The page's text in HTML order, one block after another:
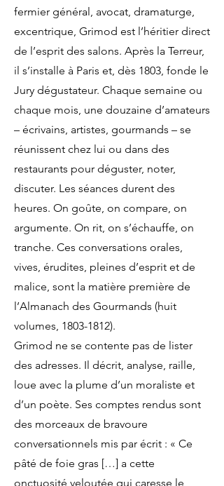
fermier général, avocat, dramaturge,
excentrique, Grimod est l’héritier direct
de l’esprit des salons. Après la Terreur,
il s’installe à Paris et, dès 1803, fonde le
Jury dégustateur. Chaque semaine ou
chaque mois, une douzaine d’amateurs
– écrivains, artistes, gourmands – se
réunissent chez lui ou dans des
restaurants pour déguster, noter,
discuter. Les séances durent des
heures. On goûte, on compare, on
argumente. On rit, on s’échauffe, on
tranche. Ces conversations orales,
vives, érudites, pleines d’esprit et de
malice, sont la matière première de
l’Almanach des Gourmands (huit
volumes, 1803-1812).
Grimod ne se contente pas de lister
des adresses. Il décrit, analyse, raille,
loue avec la plume d’un moraliste et
d’un poète. Ses comptes rendus sont
des morceaux de bravoure
conversationnels mis par écrit : « Ce
pâté de foie gras […] a cette
onctuosité veloutée qui caresse le